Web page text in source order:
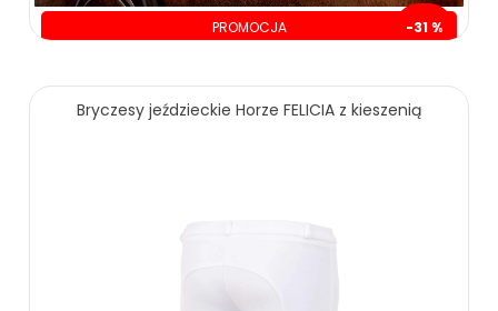
PROMOCJA -31 %
159.00 zł 229.00 zł
Bryczesy jeździeckie Horze FELICIA z kieszenią